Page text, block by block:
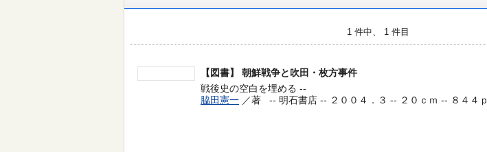
1 件中、 1 件目
【図書】
朝鮮戦争と吹田・枚方事件
戦後史の空白を埋める --
脇田憲一 ／著 -- 明石書店 -- ２００４．３ -- ２０ｃｍ -- ８４４ｐ